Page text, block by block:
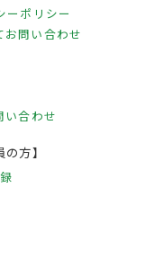
ーポリシー
お問い合わせ
い合わせ
方】